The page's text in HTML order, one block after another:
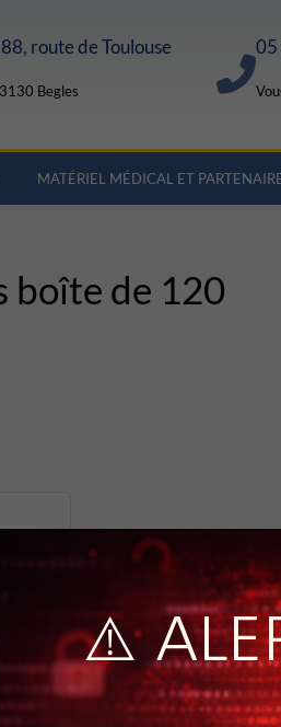
route de Toulouse
Begles
05
MATÉRIEL MÉDICAL ET
boîte de 120
⚠️